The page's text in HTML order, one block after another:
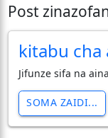
Post
kitabu cha
Jifunze sifa na
SOMA ZAIDI...